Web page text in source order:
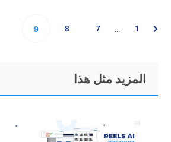
Go
page
1
pages
Go
page
7
Go
8
Go
9
Primary
Sidebar
Footer
المزيد مثل هذا